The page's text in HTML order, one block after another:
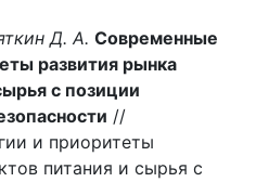
Д. А. Современные
развития рынка
с позиции
//
и приоритеты
питания и сырья с